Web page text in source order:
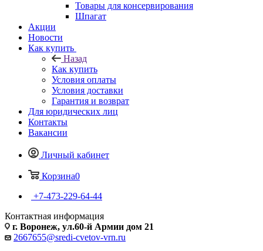
Товары для консервирования
Шпагат
Акции
Новости
Как купить
Назад
Как купить
Условия оплаты
Условия доставки
Гарантия и возврат
Для юридических лиц
Контакты
Вакансии
Личный кабинет
Корзина0
+7-473-229-64-44
Контактная информация
г. Воронеж, ул.60-й Армии дом 21
2667655@sredi-cvetov-vrn.ru